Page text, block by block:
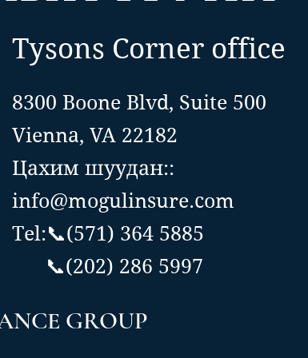
Tysons Corner office
8300 Boone Blvd, Suite 500
Vienna, VA 22182
Цахим шуудан::
info@mogulinsure.com
Tel:📞(571) 364 5885
📞(202) 286 5997
GROUP